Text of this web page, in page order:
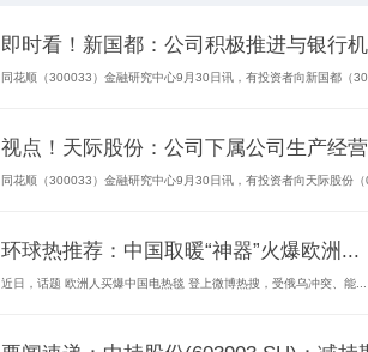
即时看！新国都：公司积极推进与银行
同花顺（300033）金融研究中心9月30日讯，有投资者向新国都（
视点！天际股份：公司下属公司生产经
同花顺（300033）金融研究中心9月30日讯，有投资者向天际股份（
环球热推荐：中国取暖“神器”火爆欧洲...
近日，话题 欧洲人买爆中国电热毯 登上微博热搜，受俄乌冲突、能...